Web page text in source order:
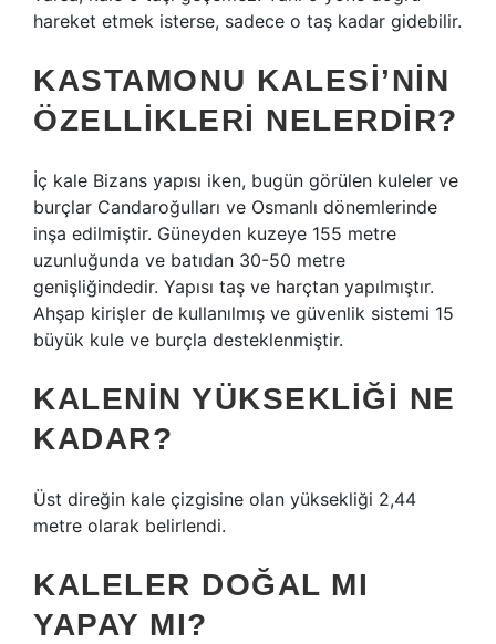
hareket etmek isterse, sadece o taş kadar gidebilir.
KASTAMONU KALESI’NIN
ÖZELLIKLERI NELERDIR?
İç kale Bizans yapısı iken, bugün görülen kuleler ve
burçlar Candaroğulları ve Osmanlı dönemlerinde
inşa edilmiştir. Güneyden kuzeye 155 metre
uzunluğunda ve batıdan 30-50 metre
genişliğindedir. Yapısı taş ve harçtan yapılmıştır.
Ahşap kirişler de kullanılmış ve güvenlik sistemi 15
büyük kule ve burçla desteklenmiştir.
KALENIN YÜKSEKLIĞI NE
KADAR?
Üst direğin kale çizgisine olan yüksekliği 2,44
metre olarak belirlendi.
KALELER DOĞAL MI
YAPAY MI?